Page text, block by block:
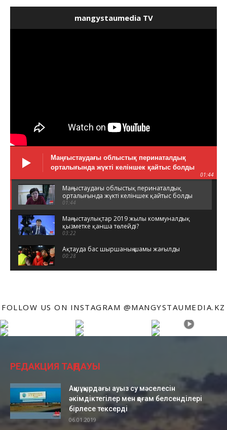
mangystaumedia TV
Маңғыстаудағы облыстық перинаталдық
орталығында жүкті келіншек қайтыс болды
01:44
Маңғыстаудағы облыстық перинаталдық
орталығында жүкті келіншек қайтыс болды
01:44
Маңғыстаулықтар 2019 жылы коммуналдық
қызметке қанша төлейді?
03:22
Ақтауда бас шыршаның шамы жағылды
00:28
«Менің атым Қателік»: Жаңаөзенде алғаш
Оспан Құлсымақ - "Сен қазақсың"
Иса батыр, Досан батыр әскери кемелері
00:16
FOLLOW US ON INSTAGRAM @MANGYSTAUMEDIA.KZ
РЕДАКЦИЯ ТАҢДАУЫ
Ақшұқырдағы ауыз су мәселесін
әкімдіктегілер мен қоғам белсенділері
бірлесе тексерді
06.01.2019